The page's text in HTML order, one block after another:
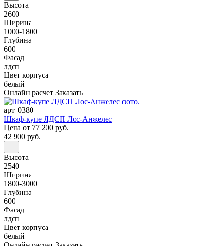
Высота
2600
Ширина
1000-1800
Глубина
600
Фасад
лдсп
Цвет корпуса
белый
Онлайн расчет Заказать
арт. 0380
Шкаф-купе ЛДСП Лос-Анжелес
Цена от 77 200 руб.
42 900 руб.
Высота
2540
Ширина
1800-3000
Глубина
600
Фасад
лдсп
Цвет корпуса
белый